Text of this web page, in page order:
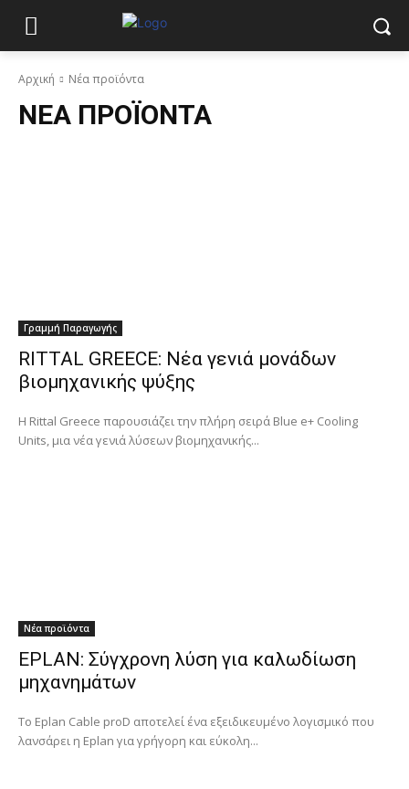
Αρχική Νέα προϊόντα
ΝΈΑ ΠΡΟΪΌΝΤΑ
Γραμμή Παραγωγής
RITTAL GREECE: Νέα γενιά μονάδων
βιομηχανικής ψύξης
Η Rittal Greece παρουσιάζει την πλήρη σειρά Blue e+ Cooling
Units, μια νέα γενιά λύσεων βιομηχανικής...
Νέα προϊόντα
EPLAN: Σύγχρονη λύση για καλωδίωση
μηχανημάτων
Το Eplan Cable proD αποτελεί ένα εξειδικευμένο λογισμικό που
λανσάρει η Eplan για γρήγορη και εύκολη...